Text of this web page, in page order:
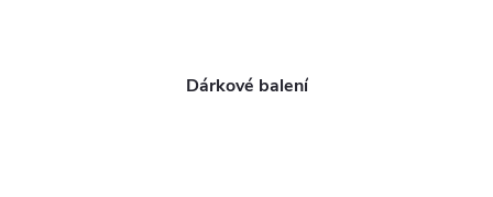
Dárkové balení